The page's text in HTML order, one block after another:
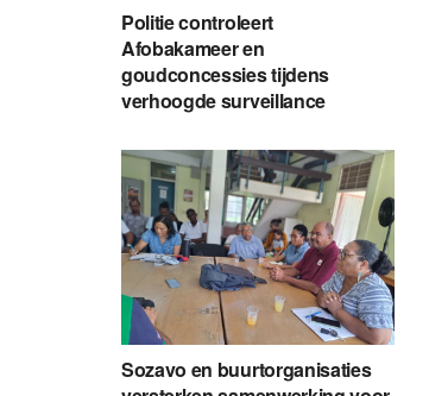
Politie controleert
Afobakameer en
goudconcessies tijdens
verhoogde surveillance
Sozavo en buurtorganisaties